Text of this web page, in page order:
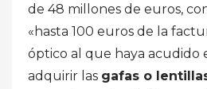
de 48 millones de euros,
«hasta 100 euros de la
óptico al que haya acudido
adquirir las gafas o